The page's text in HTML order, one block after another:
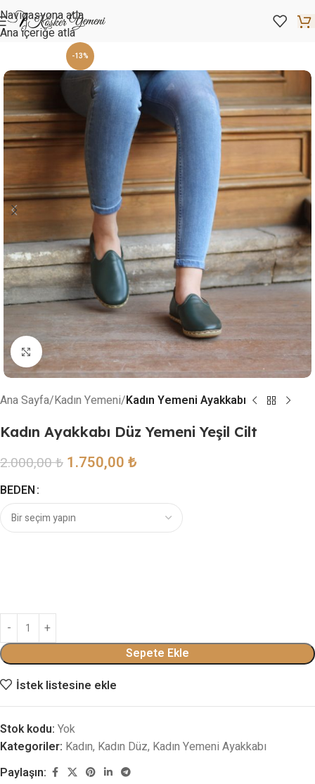
Navigasyona atla
Ana içeriğe atla
-13%
Resmi büyütmek için tıklayın
Ana Sayfa Kadın Yemeni Kadın Yemeni Ayakkabı
Kadın Ayakkabı Düz Yemeni Yeşil Cilt
2.000,00₺ 1.750,00₺
BEDEN
Sepete Ekle
İstek listesine ekle
Stok kodu: Yok
Kategoriler: Kadın, Kadın Düz, Kadın Yemeni Ayakkabı
Paylaşın: